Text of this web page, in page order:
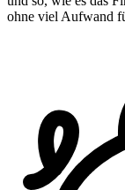
ohne viel Aufwand